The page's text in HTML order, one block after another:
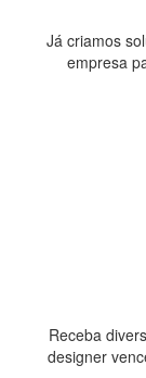
Já criamos
empresa
Receba
designer